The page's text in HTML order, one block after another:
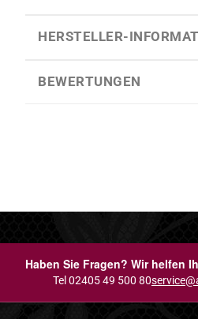
HERSTELLER-
BEWERTUNGEN
Haben Sie Fragen? Wir helfen
Tel 02405 49 500 80